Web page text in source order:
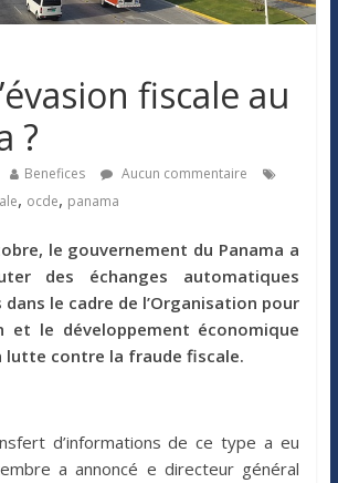
fiscale au
?
Benefices
Aucun commentaire
, ocde, panama
le gouvernement du Panama a
des échanges automatiques
le cadre de l’Organisation pour
et le développement économique
lutte contre la fraude fiscale.
d’informations de ce type a eu
a annoncé e directeur général